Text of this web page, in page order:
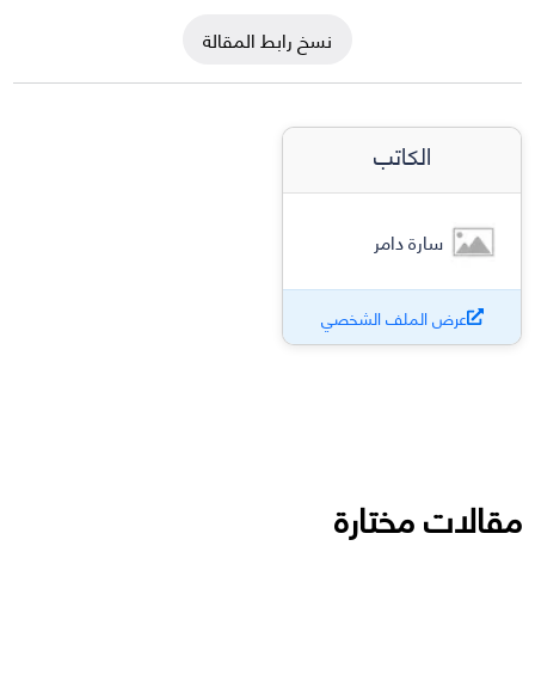
نسخ رابط المقالة
الكاتب
سارة دامر
عرض الملف الشخصي
مقالات مختارة